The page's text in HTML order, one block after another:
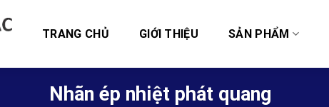
TRANG CHỦ GIỚI THIỆU SẢN PHẨM
Nhãn ép nhiệt phát quang